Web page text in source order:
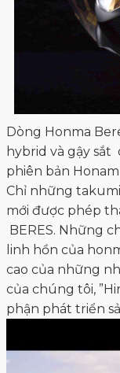
Dòng Honma
hybrid và gậy sắt
phiên bản Honam
Chỉ những
mới được phép
BERES. Những
linh hồn của
cao của những
của chúng tôi,
phận phát triển